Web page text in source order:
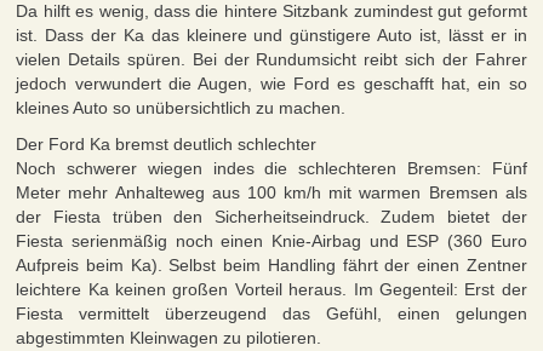
Da hilft es wenig, dass die hintere Sitzbank zumindest gut geformt
ist. Dass der Ka das kleinere und günstigere Auto ist, lässt er in
vielen Details spüren. Bei der Rundumsicht reibt sich der Fahrer
jedoch verwundert die Augen, wie Ford es geschafft hat, ein so
kleines Auto so unübersichtlich zu machen.
Der Ford Ka bremst deutlich schlechter
Noch schwerer wiegen indes die schlechteren Bremsen: Fünf
Meter mehr Anhalteweg aus 100 km/h mit warmen Bremsen als
der Fiesta trüben den Sicherheitseindruck. Zudem bietet der
Fiesta serienmäßig noch einen Knie-Airbag und ESP (360 Euro
Aufpreis beim Ka). Selbst beim Handling fährt der einen Zentner
leichtere Ka keinen großen Vorteil heraus. Im Gegenteil: Erst der
Fiesta vermittelt überzeugend das Gefühl, einen gelungen
abgestimmten Kleinwagen zu pilotieren.